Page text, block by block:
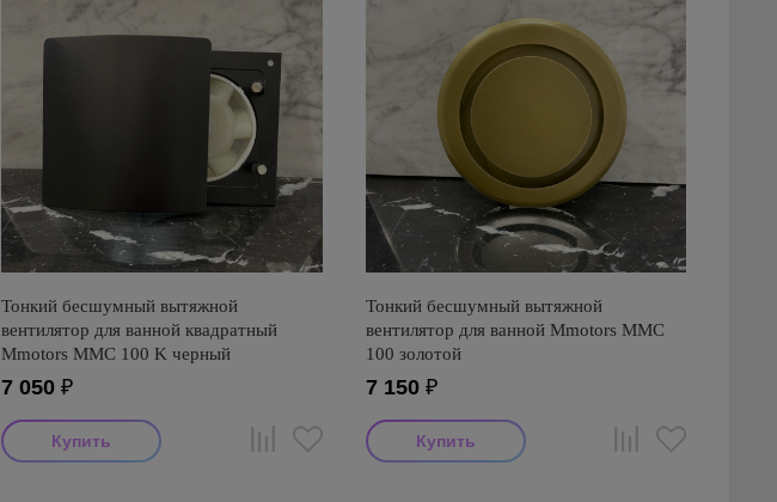
Тонкий бесшумный вытяжной
вентилятор для ванной квадратный
Mmotors ММC 100 K черный
7 050 ₽
Тонкий бесшумный вытяжной
вентилятор для ванной Mmotors ММC
100 золотой
7 150₽